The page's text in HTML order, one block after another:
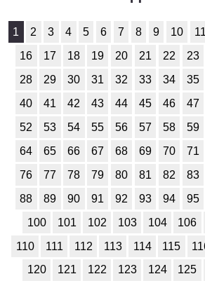
История
1
2 3 4 5 6 7 8
Литература
1
2 3 4 5 6 7 8
Немецкий язык
2 3 4 5 6 7
1 2 3 4 5 6 7 8 9 10 11
16
17 18 19 20 21 22 23
28
29 30 31 32 33 34 35
40
41 42 43 44 45 46 47
52
53 54 55 56 57 58 59
64
65 66 67 68 69 70 71
76
77 78 79 80 81 82 83
88
89 90 91 92 93 94 95
100
101 102 103 104 106
110
111 112 113 114 115
120
121 122 123 124 125